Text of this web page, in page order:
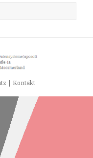
| Kontakt